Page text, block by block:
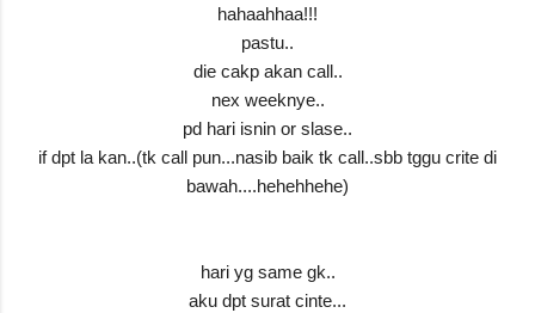
hahaahhaa!!!
pastu..
die cakp akan call..
nex weeknye..
pd hari isnin or slase..
if dpt la kan..(tk call pun...nasib baik tk call..sbb tggu crite di
bawah....hehehhehe)
hari yg same gk..
aku dpt surat cinte...